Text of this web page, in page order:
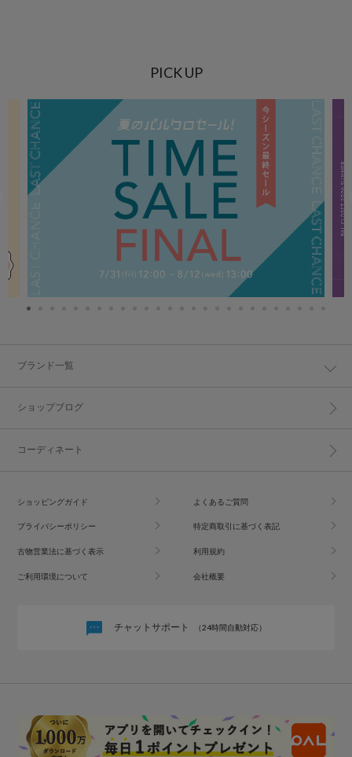
PICK UP
ブランド一覧
ショップブログ
コーディネート
ショッピングガイド よくあるご質問
プライバシーポリシー 特定商取引に基づく表記
古物営業法に基づく表示 利用規約
ご利用環境について 会社概要
チャットサポート （24時間自動対応）